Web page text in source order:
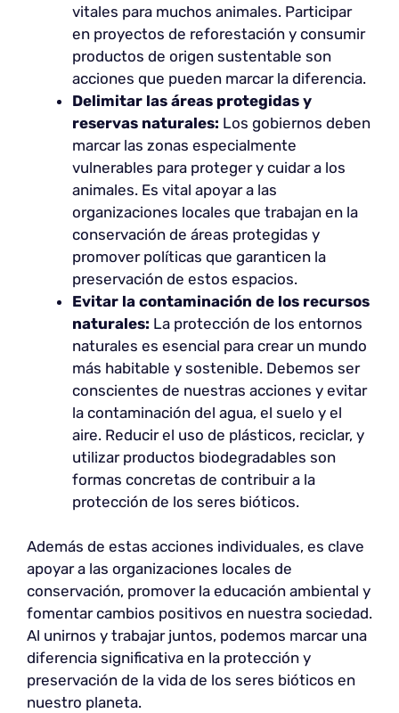
vitales para muchos animales. Participar
en proyectos de reforestación y consumir
productos de origen sustentable son
acciones que pueden marcar la diferencia.
Delimitar las áreas protegidas y
reservas naturales: Los gobiernos deben
marcar las zonas especialmente
vulnerables para proteger y cuidar a los
animales. Es vital apoyar a las
organizaciones locales que trabajan en la
conservación de áreas protegidas y
promover políticas que garanticen la
preservación de estos espacios.
Evitar la contaminación de los recursos
naturales: La protección de los entornos
naturales es esencial para crear un mundo
más habitable y sostenible. Debemos ser
conscientes de nuestras acciones y evitar
la contaminación del agua, el suelo y el
aire. Reducir el uso de plásticos, reciclar, y
utilizar productos biodegradables son
formas concretas de contribuir a la
protección de los seres bióticos.
Además de estas acciones individuales, es clave
apoyar a las organizaciones locales de
conservación, promover la educación ambiental y
fomentar cambios positivos en nuestra sociedad.
Al unirnos y trabajar juntos, podemos marcar una
diferencia significativa en la protección y
preservación de la vida de los seres bióticos en
nuestro planeta.